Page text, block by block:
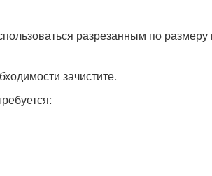
разрезанным по размеру
зачистите.